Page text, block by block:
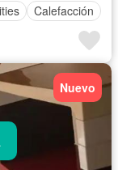
Calefacción
Nuevo